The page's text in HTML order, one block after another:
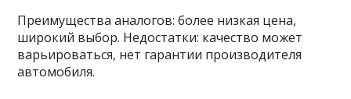
Преимущества аналогов: более низкая цена,
широкий выбор. Недостатки: качество может
варьироваться, нет гарантии производителя
автомобиля.